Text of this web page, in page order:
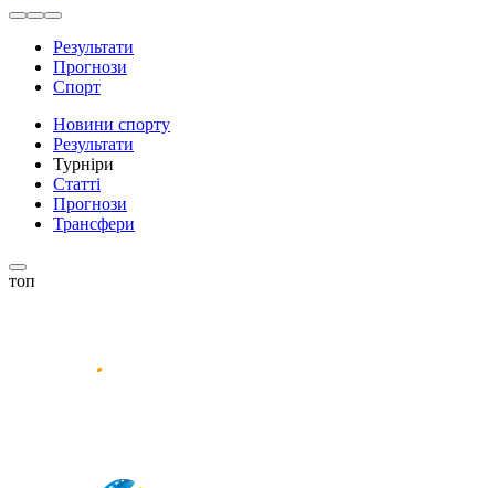
Результати
Прогнози
Спорт
Новини спорту
Результати
Турніри
Статті
Прогнози
Трансфери
топ